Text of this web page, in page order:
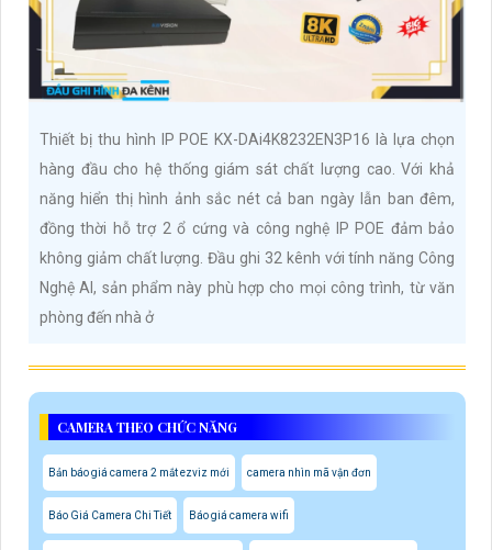
Thiết bị thu hình IP POE KX-DAi4K8232EN3P16 là lựa chọn
hàng đầu cho hệ thống giám sát chất lượng cao. Với khả
năng hiển thị hình ảnh sắc nét cả ban ngày lẫn ban đêm,
đồng thời hỗ trợ 2 ổ cứng và công nghệ IP POE đảm bảo
không giảm chất lượng. Đầu ghi 32 kênh với tính năng Công
Nghệ AI, sản phẩm này phù hợp cho mọi công trình, từ văn
phòng đến nhà ở
CAMERA THEO CHỨC NĂNG
Bản báo giá camera 2 mắt ezviz mới camera nhìn mã vận đơn
Báo Giá Camera Chi Tiết Báo giá camera wifi